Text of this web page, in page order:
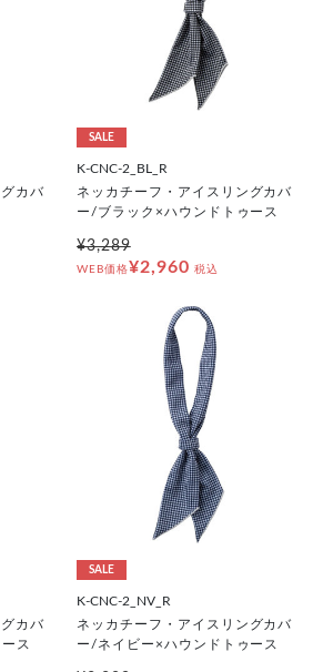
カバ
SALE
K-CNC-2_BL_R
ネッカチーフ・アイスリングカバ
ー/ブラック×ハウンドトゥース
¥3,289
WEB価格¥2,960 税込
カバ
ス
SALE
K-CNC-2_NV_R
ネッカチーフ・アイスリングカバ
ー/ネイビー×ハウンドトゥース